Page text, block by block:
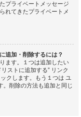
プライベートメッセージ
れてきたプライベートメ
追加・削除するには？
ます。１つは追加したい
ストに追加する” リンク
クします。もう１つは ユ
。削除の方法も追加と同じ